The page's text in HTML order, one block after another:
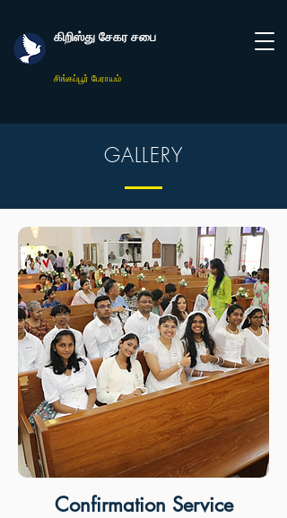
கிறிஸ்து சேகர சபை
சிங்கப்பூர் பேராயம்
GALLERY
Confirmation Service